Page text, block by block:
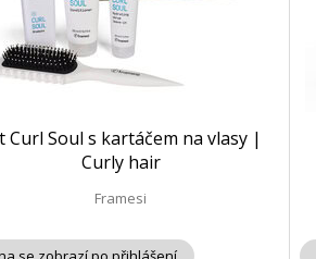
Curl Soul s kartáčem na vlasy |
Curly hair
Framesi